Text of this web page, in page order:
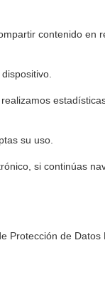
contenido en
su uso.
si continúas
Protección de Datos